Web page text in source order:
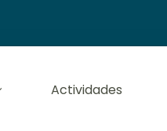
Actividades